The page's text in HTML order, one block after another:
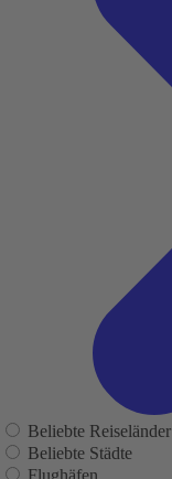
Beliebte Reiseländer
Beliebte Städte
Flughäfen